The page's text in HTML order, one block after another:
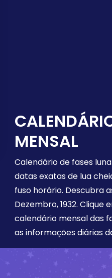
MENSAL
Calendário de fases
datas exatas de lua
fuso horário. Descubra
Dezembro, 1932. Clique
calendário mensal das
as informações diárias